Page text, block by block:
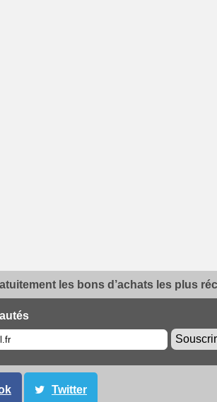
les bons d’achats les plus
Twitter